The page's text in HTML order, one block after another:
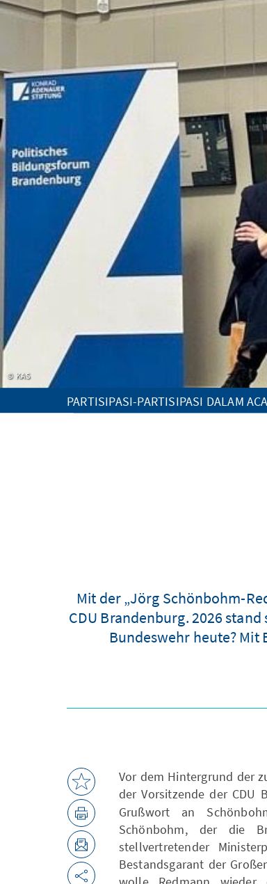
KAS
PARTISIPASI-PARTISIPASI DALAM
Mit der „Jörg Schönbohm-
CDU Brandenburg. 2026
Bundeswehr heute?
Vor dem Hintergrund der
der Vorsitzende der CDU
Grußwort an
Schönbohm, der die
stellvertretender
Bestandsgarant der